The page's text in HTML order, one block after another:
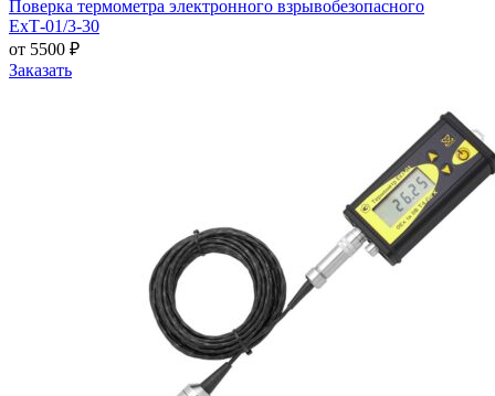
Поверка термометра электронного взрывобезопасного
ЕхТ-01/3-30
от 5500 ₽
Заказать